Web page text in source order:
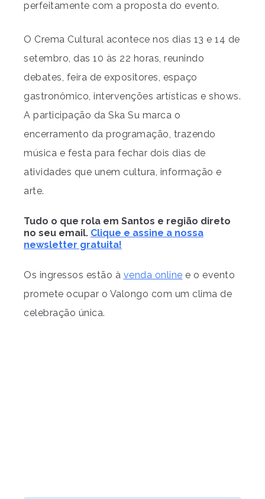
perfeitamente com a proposta do evento.
O Crema Cultural acontece nos dias 13 e 14 de
setembro, das 10 às 22 horas, reunindo
debates, feira de expositores, espaço
gastronômico, intervenções artísticas e shows.
A participação da Ska Su marca o
encerramento da programação, trazendo
música e festa para fechar dois dias de
atividades que unem cultura, informação e
arte.
Tudo o que rola em Santos e região direto
no seu email. Clique e assine a nossa
newsletter gratuita!
Os ingressos estão à venda online e o evento
promete ocupar o Valongo com um clima de
celebração única.